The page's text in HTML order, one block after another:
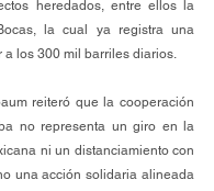
heredados, entre ellos la
la cual ya registra una
a los 300 mil barriles diarios.
reiteró que la cooperación
no representa un giro en la
ni un distanciamiento con
una acción solidaria alineada